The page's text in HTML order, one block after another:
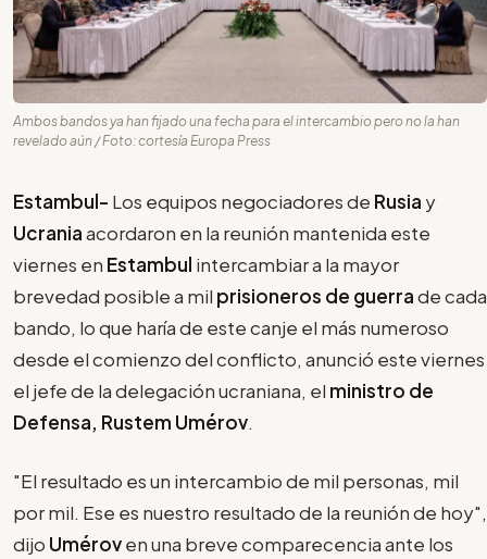
Ambos bandos ya han fijado una fecha para el intercambio pero no la han
revelado aún / Foto: cortesía Europa Press
Estambul- Los equipos negociadores de Rusia y
Ucraniaacordaron en la reunión mantenida este
viernes en Estambul intercambiar a la mayor
brevedad posible a mil prisioneros de guerrade cada
bando, lo que haría de este canje el más numeroso
desde el comienzo del conflicto, anunció este viernes
el jefe de la delegación ucraniana, el ministro de
Defensa, Rustem Umérov.
"El resultado es un intercambio de mil personas, mil
por mil. Ese es nuestro resultado de la reunión de hoy",
dijo Uméroven una breve comparecencia ante los